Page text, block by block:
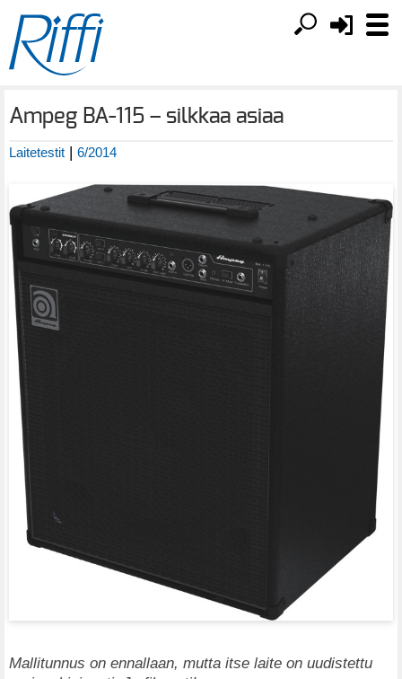
Ampeg BA-115 – silkkaa asiaa
Laitetestit | 6/2014
Mallitunnus on ennallaan, mutta itse laite on uudistettu